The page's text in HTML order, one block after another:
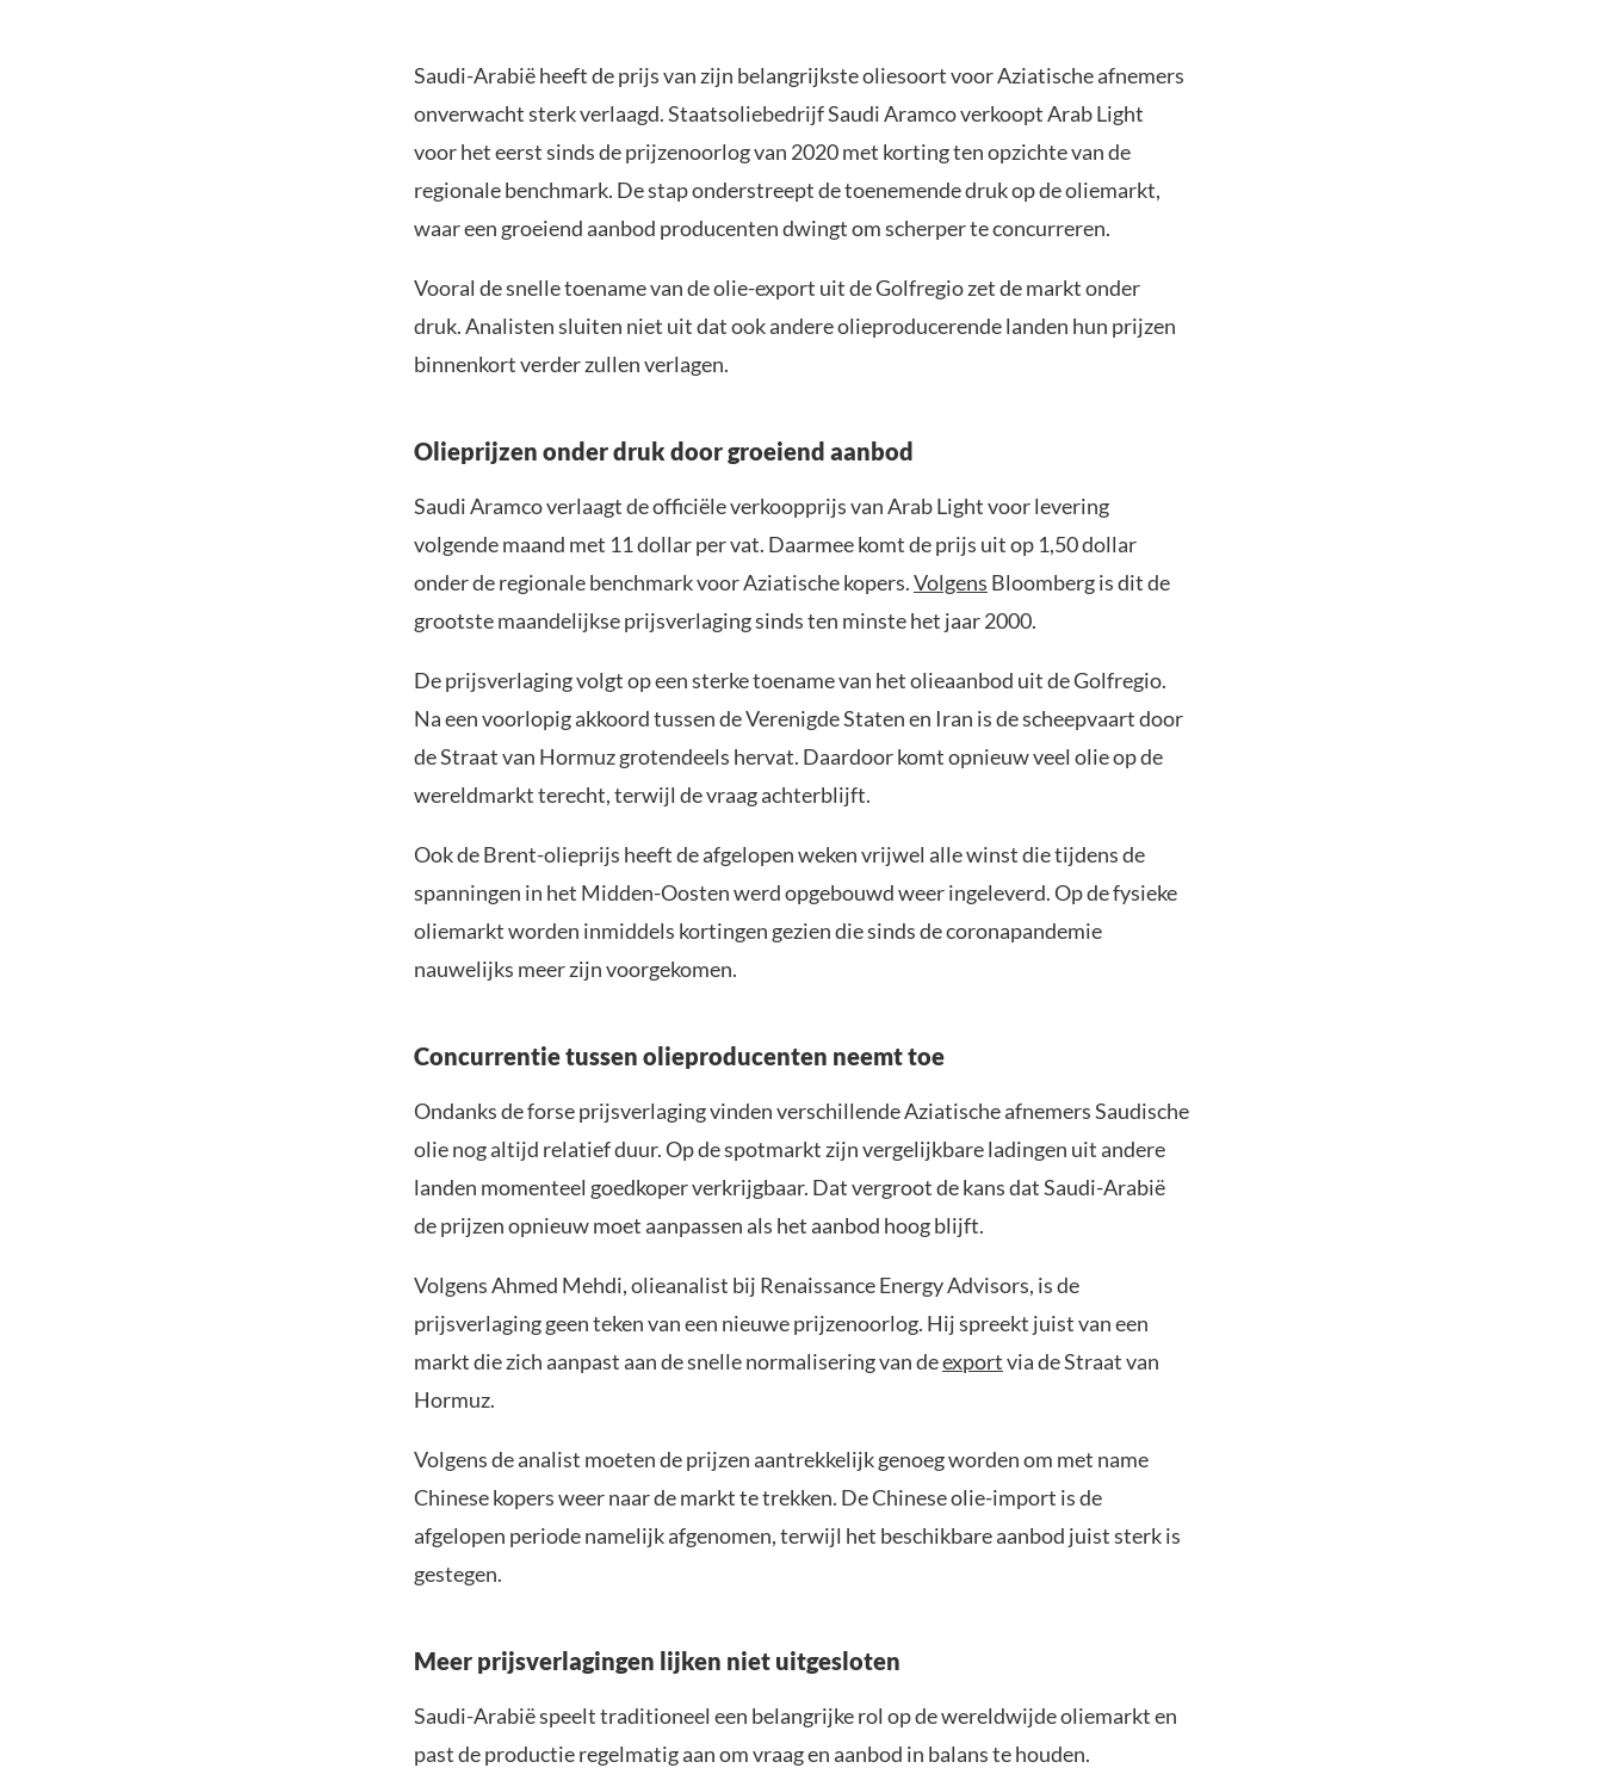
Saudi-Arabië heeft de prijs van zijn belangrijkste oliesoort voor Aziatische afnemers
onverwacht sterk verlaagd. Staatsoliebedrijf Saudi Aramco verkoopt Arab Light
voor het eerst sinds de prijzenoorlog van 2020 met korting ten opzichte van de
regionale benchmark. De stap onderstreept de toenemende druk op de oliemarkt,
waar een groeiend aanbod producenten dwingt om scherper te concurreren.
Vooral de snelle toename van de olie-export uit de Golfregio zet de markt onder
druk. Analisten sluiten niet uit dat ook andere olieproducerende landen hun prijzen
binnenkort verder zullen verlagen.
Olieprijzen onder druk door groeiend aanbod
Saudi Aramco verlaagt de officiële verkoopprijs van Arab Light voor levering
volgende maand met 11 dollar per vat. Daarmee komt de prijs uit op 1,50 dollar
onder de regionale benchmark voor Aziatische kopers.Volgens Bloomberg is dit de
grootste maandelijkse prijsverlaging sinds ten minste het jaar 2000.
De prijsverlaging volgt op een sterke toename van het olieaanbod uit de Golfregio.
Na een voorlopig akkoord tussen de Verenigde Staten en Iran is de scheepvaart door
de Straat van Hormuz grotendeels hervat. Daardoor komt opnieuw veel olie op de
wereldmarkt terecht, terwijl de vraag achterblijft.
Ook de Brent-olieprijs heeft de afgelopen weken vrijwel alle winst die tijdens de
spanningen in het Midden-Oosten werd opgebouwd weer ingeleverd. Op de fysieke
oliemarkt worden inmiddels kortingen gezien die sinds de coronapandemie
nauwelijks meer zijn voorgekomen.
Concurrentie tussen olieproducenten neemt toe
Ondanks de forse prijsverlaging vinden verschillende Aziatische afnemers Saudische
olie nog altijd relatief duur. Op de spotmarkt zijn vergelijkbare ladingen uit andere
landen momenteel goedkoper verkrijgbaar. Dat vergroot de kans dat Saudi-Arabië
de prijzen opnieuw moet aanpassen als het aanbod hoog blijft.
Volgens Ahmed Mehdi, olieanalist bij Renaissance Energy Advisors, is de
prijsverlaging geen teken van een nieuwe prijzenoorlog. Hij spreekt juist van een
markt die zich aanpast aan de snelle normalisering van deexportvia de Straat van
Hormuz.
Volgens de analist moeten de prijzen aantrekkelijk genoeg worden om met name
Chinese kopers weer naar de markt te trekken. De Chinese olie-import is de
afgelopen periode namelijk afgenomen, terwijl het beschikbare aanbod juist sterk is
gestegen.
Meer prijsverlagingen lijken niet uitgesloten
Saudi-Arabië speelt traditioneel een belangrijke rol op de wereldwijde oliemarkt en
past de productie regelmatig aan om vraag en aanbod in balans te houden.